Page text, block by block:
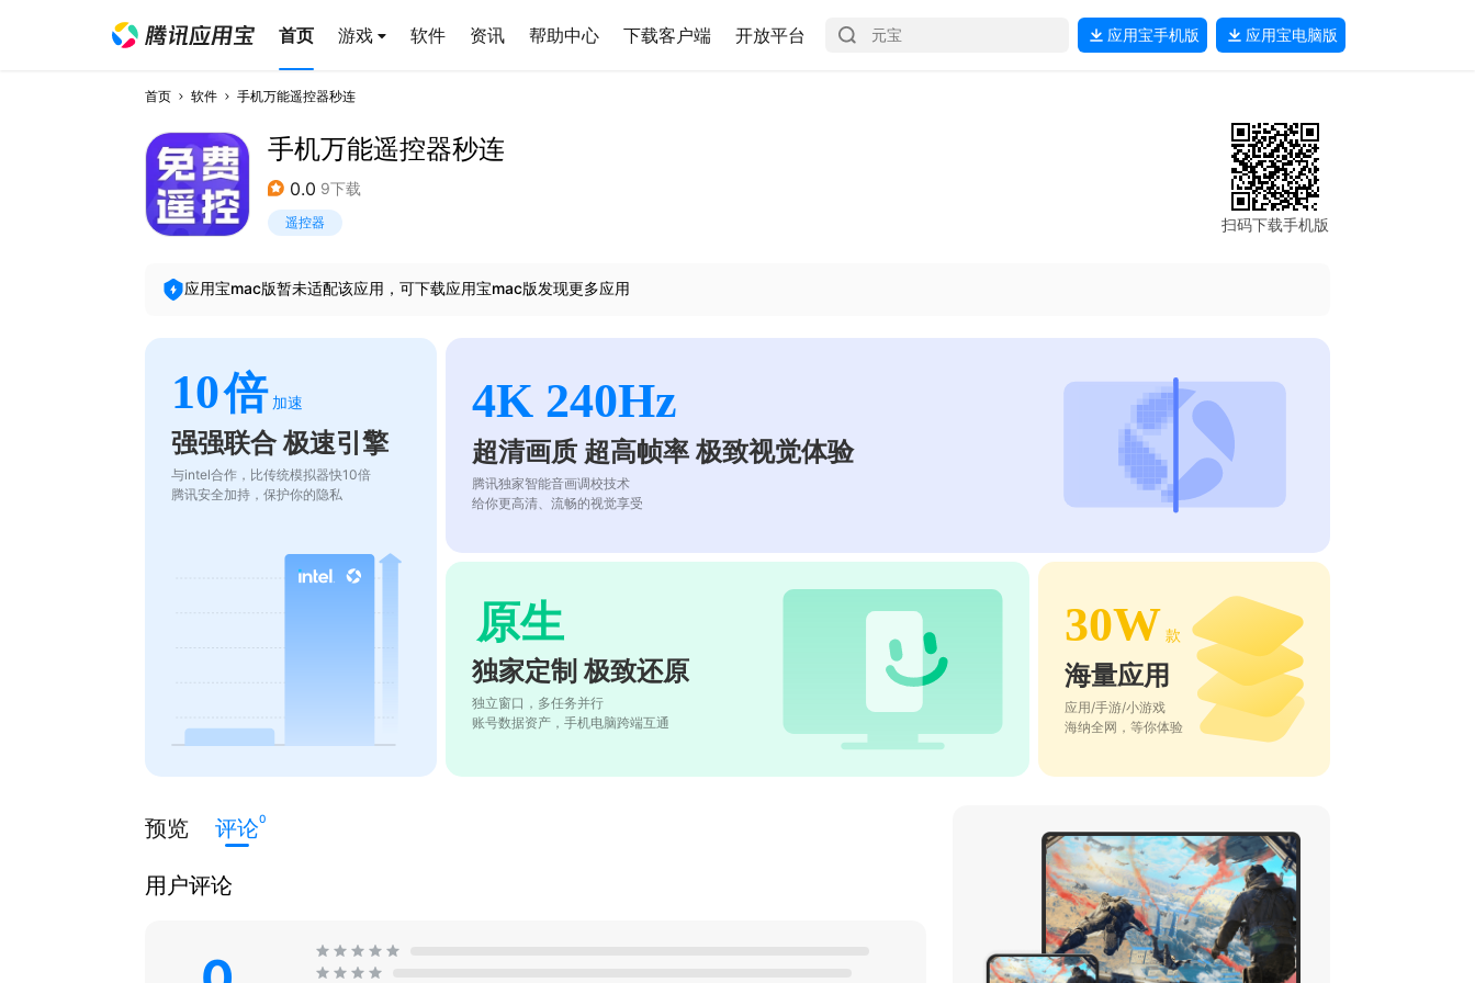
首页 游戏 软件 资讯 帮助中心 下载客户端 开放平台 应用宝手机版 应用宝电脑版
首页 软件 手机万能遥控器秒连
手机万能遥控器秒连
0.0 9下载
遥控器 扫码下载手机版
应用宝mac版暂未适配该应用，可下载应用宝mac版发现更多应用
10倍 加速
强强联合 极速引擎
与intel合作，比传统模拟器快10倍
腾讯安全加持，保护你的隐私
4K 240Hz
超清画质 超高帧率 极致视觉体验
腾讯独家智能音画调校技术
给你更高清、流畅的视觉享受
原生
独家定制 极致还原
独立窗口，多任务并行
账号数据资产，手机电脑跨端互通
30W 款
海量应用
应用/手游/小游戏
海纳全网，等你体验
预览 评论0
用户评论